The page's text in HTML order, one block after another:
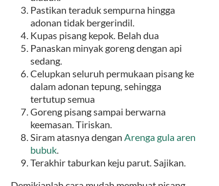
Pastikan teraduk sempurna hingga
adonan tidak bergerindil.
Kupas pisang kepok. Belah dua
Panaskan minyak goreng dengan api
sedang.
Celupkan seluruh permukaan pisang ke
dalam adonan tepung, sehingga
tertutup semua
Goreng pisang sampai berwarna
keemasan. Tiriskan.
Siram atasnya dengan Arenga gula aren
bubuk
Terakhir taburkan keju parut. Sajikan.